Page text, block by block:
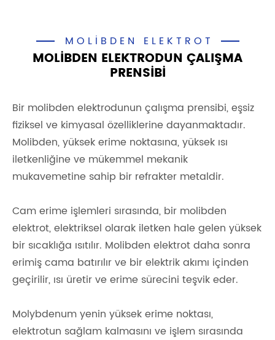
MOLIBDEN ELEKTROT
MOLIBDEN ELEKTRODUN ÇALIŞMA
PRENSIBI
Bir molibden elektrodunun çalışma prensibi, eşsiz
fiziksel ve kimyasal özelliklerine dayanmaktadır.
Molibden, yüksek erime noktasına, yüksek ısı
iletkenliğine ve mükemmel mekanik
mukavemetine sahip bir refrakter metaldir.
Cam erime işlemleri sırasında, bir molibden
elektrot, elektriksel olarak iletken hale gelen yüksek
bir sıcaklığa ısıtılır. Molibden elektrot daha sonra
erimiş cama batırılır ve bir elektrik akımı içinden
geçirilir, ısı üretir ve erime sürecini teşvik eder.
Molybdenum yenin yüksek erime noktası,
elektrotun sağlam kalmasını ve işlem sırasında